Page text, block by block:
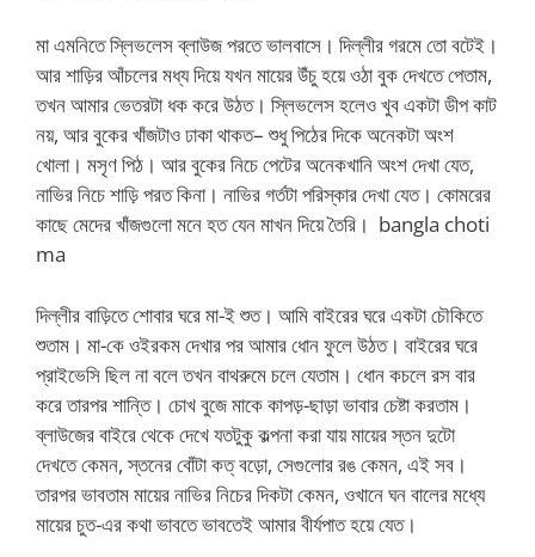
মা এমনিতে স্লিভলেস ব্লাউজ পরতে ভালবাসে। দিল্লীর গরমে তো বটেই।
আর শাড়ির আঁচলের মধ্য দিয়ে যখন মায়ের উঁচু হয়ে ওঠা বুক দেখতে পেতাম,
তখন আমার ভেতরটা ধক করে উঠত। স্লিভলেস হলেও খুব একটা ডীপ কাট
নয়, আর বুকের খাঁজটাও ঢাকা থাকত– শুধু পিঠের দিকে অনেকটা অংশ
খোলা। মসৃণ পিঠ। আর বুকের নিচে পেটের অনেকখানি অংশ দেখা যেত,
নাভির নিচে শাড়ি পরত কিনা। নাভির গর্তটা পরিস্কার দেখা যেত। কোমরের
কাছে মেদের খাঁজগুলো মনে হত যেন মাখন দিয়ে তৈরি। bangla choti
ma
দিল্লীর বাড়িতে শোবার ঘরে মা-ই শুত। আমি বাইরের ঘরে একটা চৌকিতে
শুতাম। মা-কে ওইরকম দেখার পর আমার ধোন ফুলে উঠত। বাইরের ঘরে
প্রাইভেসি ছিল না বলে তখন বাথরুমে চলে যেতাম। ধোন কচলে রস বার
করে তারপর শান্তি। চোখ বুজে মাকে কাপড়-ছাড়া ভাবার চেষ্টা করতাম।
ব্লাউজের বাইরে থেকে দেখে যতটুকু কল্পনা করা যায় মায়ের স্তন দুটো
দেখতে কেমন, স্তনের বোঁটা কত্ বড়ো, সেগুলোর রঙ কেমন, এই সব।
তারপর ভাবতাম মায়ের নাভির নিচের দিকটা কেমন, ওখানে ঘন বালের মধ্যে
মায়ের চুত-এর কথা ভাবতে ভাবতেই আমার বীর্যপাত হয়ে যেত।